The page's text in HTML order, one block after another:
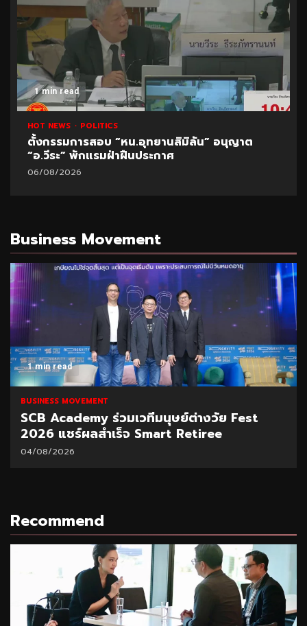
1 min read
HOT NEWS POLITICS
ตั้งกรรมการสอบ “หน.อุทยานสิมิลัน” อนุญาต
“อ.วีระ” พักแรมฝ่าฝืนประกาศ
06/08/2026
Business Movement
1 min read
BUSINESS MOVEMENT
SCB Academy ร่วมเวทีมนุษย์ต่างวัย Fest
2026 แชร์ผลสำเร็จ Smart Retiree
04/08/2026
Recommend